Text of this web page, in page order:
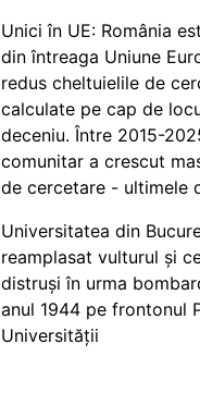
Unici în UE: România
din întreaga Uniune
redus cheltuielile de
calculate pe cap de
deceniu. Între 2015-
comunitar a crescut
de cercetare - ultimele
Universitatea din
reamplasat vulturul și
distruși în urma
anul 1944 pe frontonul
Universității